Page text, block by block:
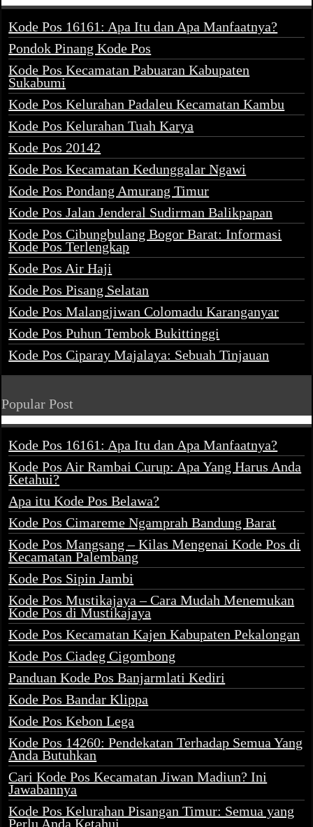
Kode Pos 16161: Apa Itu dan Apa Manfaatnya?
Pondok Pinang Kode Pos
Kode Pos Kecamatan Pabuaran Kabupaten
Sukabumi
Kode Pos Kelurahan Padaleu Kecamatan Kambu
Kode Pos Kelurahan Tuah Karya
Kode Pos 20142
Kode Pos Kecamatan Kedunggalar Ngawi
Kode Pos Pondang Amurang Timur
Kode Pos Jalan Jenderal Sudirman Balikpapan
Kode Pos Cibungbulang Bogor Barat: Informasi
Kode Pos Terlengkap
Kode Pos Air Haji
Kode Pos Pisang Selatan
Kode Pos Malangjiwan Colomadu Karanganyar
Kode Pos Puhun Tembok Bukittinggi
Kode Pos Ciparay Majalaya: Sebuah Tinjauan
Popular Post
Kode Pos 16161: Apa Itu dan Apa Manfaatnya?
Kode Pos Air Rambai Curup: Apa Yang Harus Anda
Ketahui?
Apa itu Kode Pos Belawa?
Kode Pos Cimareme Ngamprah Bandung Barat
Kode Pos Mangsang – Kilas Mengenai Kode Pos di
Kecamatan Palembang
Kode Pos Sipin Jambi
Kode Pos Mustikajaya – Cara Mudah Menemukan
Kode Pos di Mustikajaya
Kode Pos Kecamatan Kajen Kabupaten Pekalongan
Kode Pos Ciadeg Cigombong
Panduan Kode Pos Banjarmlati Kediri
Kode Pos Bandar Klippa
Kode Pos Kebon Lega
Kode Pos 14260: Pendekatan Terhadap Semua Yang
Anda Butuhkan
Cari Kode Pos Kecamatan Jiwan Madiun? Ini
Jawabannya
Kode Pos Kelurahan Pisangan Timur: Semua yang
Perlu Anda Ketahui